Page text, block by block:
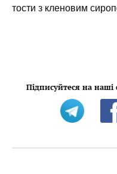
тости з кленовим
Підписуйтеся на наші